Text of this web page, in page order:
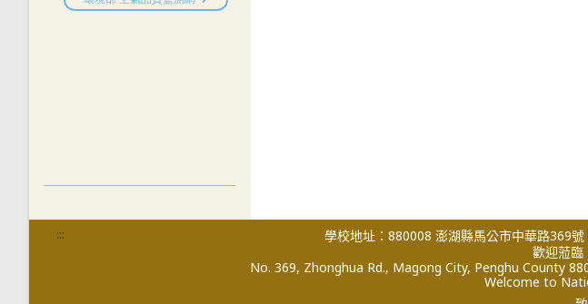
::: 學校地址：880008 澎湖縣馬公市中華路369號
歡迎蒞臨
No. 369, Zhonghua Rd., Magong City, Penghu County
Welcome to